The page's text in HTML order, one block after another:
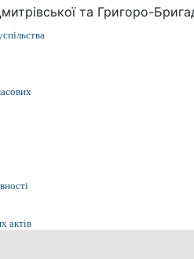
актів
та Григоро-